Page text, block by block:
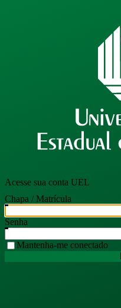
Acesse sua conta UEL
Chapa / Matrícula
Senha
Mantenha-me conectado